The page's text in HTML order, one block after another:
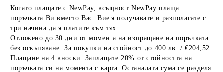
Когато плащате с NewPay, всъщност NewPay плаща
поръчката Ви вместо Вас. Вие я получавате и разполагате с
три начина да я платите към тях:
Отложено до 30 дни от момента на изпращане на поръчката
без оскъпяване. За покупки на стойност до 400 лв. / €204,52
Плащане на 4 вноски. Заплащате 20% от стойността на
поръчката си на момента с карта. Останалата сума се разделя